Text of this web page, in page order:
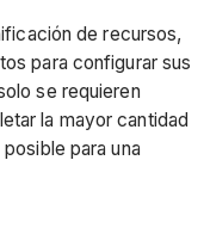
de recursos,
para configurar sus
se requieren
la mayor cantidad
para una